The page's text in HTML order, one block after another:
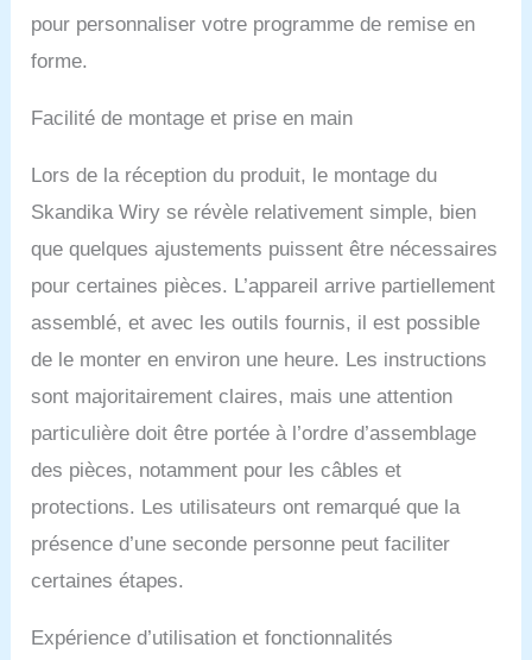
d'ensemble sur les
données d'entraînement
distance tr/min, les
graisse corporelle, les
watts, le pouls de
récupération. La fonction
Bluetooth de la console
compatible avec les
applications de fitness
comme Kinomap et
intensité d'entraînement
optimale et une séance
LES EXTRAS : Les
capteurs de fréquence
les poignées permettent
de gérer de manière
selle en gel, dotée d'un
pour personnaliser votre programme de remise en
forme.
Facilité de montage et prise en main
Lors de la réception du produit, le montage du
Skandika Wiry se révèle relativement simple, bien
que quelques ajustements puissent être nécessaires
pour certaines pièces. L’appareil arrive partiellement
assemblé, et avec les outils fournis, il est possible
de le monter en environ une heure. Les instructions
sont majoritairement claires, mais une attention
particulière doit être portée à l’ordre d’assemblage
des pièces, notamment pour les câbles et
protections. Les utilisateurs ont remarqué que la
présence d’une seconde personne peut faciliter
certaines étapes.
Expérience d’utilisation et fonctionnalités